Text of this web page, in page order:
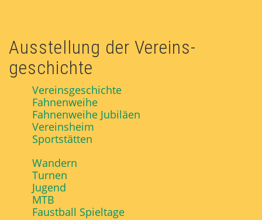
Ausstellung der Vereins­
geschichte
Vereinsgeschichte
Fahnenweihe
Fahnenweihe Jubiläen
Vereinsheim
Sportstätten
Wandern
Turnen
Jugend
MTB
Faustball Spieltage